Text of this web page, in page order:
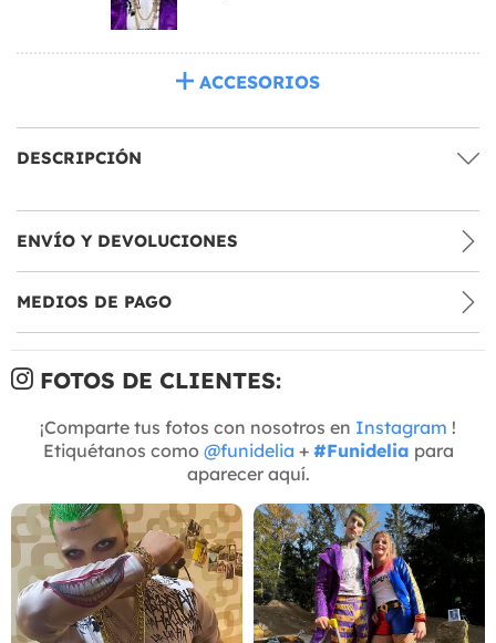
ACCESORIOS
DESCRIPCIÓN
ENVÍO Y DEVOLUCIONES
MEDIOS DE PAGO
FOTOS DE CLIENTES:
¡Comparte tus fotos con nosotros en Instagram !
Etiquétanos como @funidelia + #Funidelia para
aparecer aquí.